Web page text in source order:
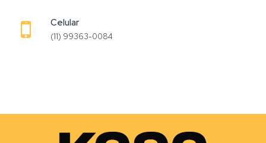
Celular
(11) 99363-0084